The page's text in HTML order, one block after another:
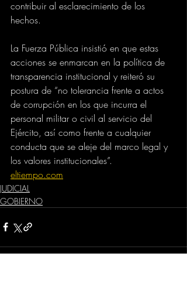
contribuir al esclarecimiento de los
hechos.
La Fuerza Pública insistió en que estas
acciones se enmarcan en la política de
transparencia institucional y reiteró su
postura de “no tolerancia frente a actos
de corrupción en los que incurra el
personal militar o civil al servicio del
Ejército, así como frente a cualquier
conducta que se aleje del marco legal y
los valores institucionales”.
eltiempo.com
JUDICIAL
GOBIERNO